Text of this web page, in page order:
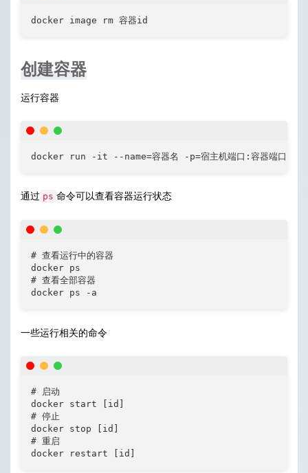
docker image rm 容器id
创建容器
运行容器
docker run -it --name=容器名 -p=宿主机端口:容器端口 -v=/
通过 ps 命令可以查看容器运行状态
# 查看运行中的容器
docker ps
# 查看全部容器
docker ps -a
一些运行相关的命令
# 启动
docker start [id]
# 停止
docker stop [id]
# 重启
docker restart [id]